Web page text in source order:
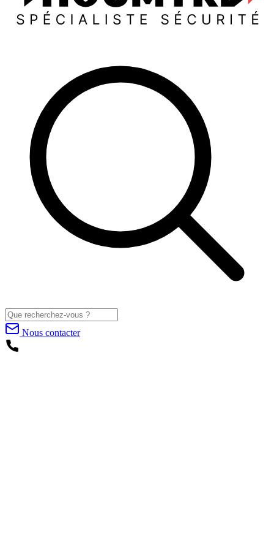
Nous contacter